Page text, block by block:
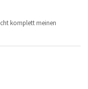
komplett meinen